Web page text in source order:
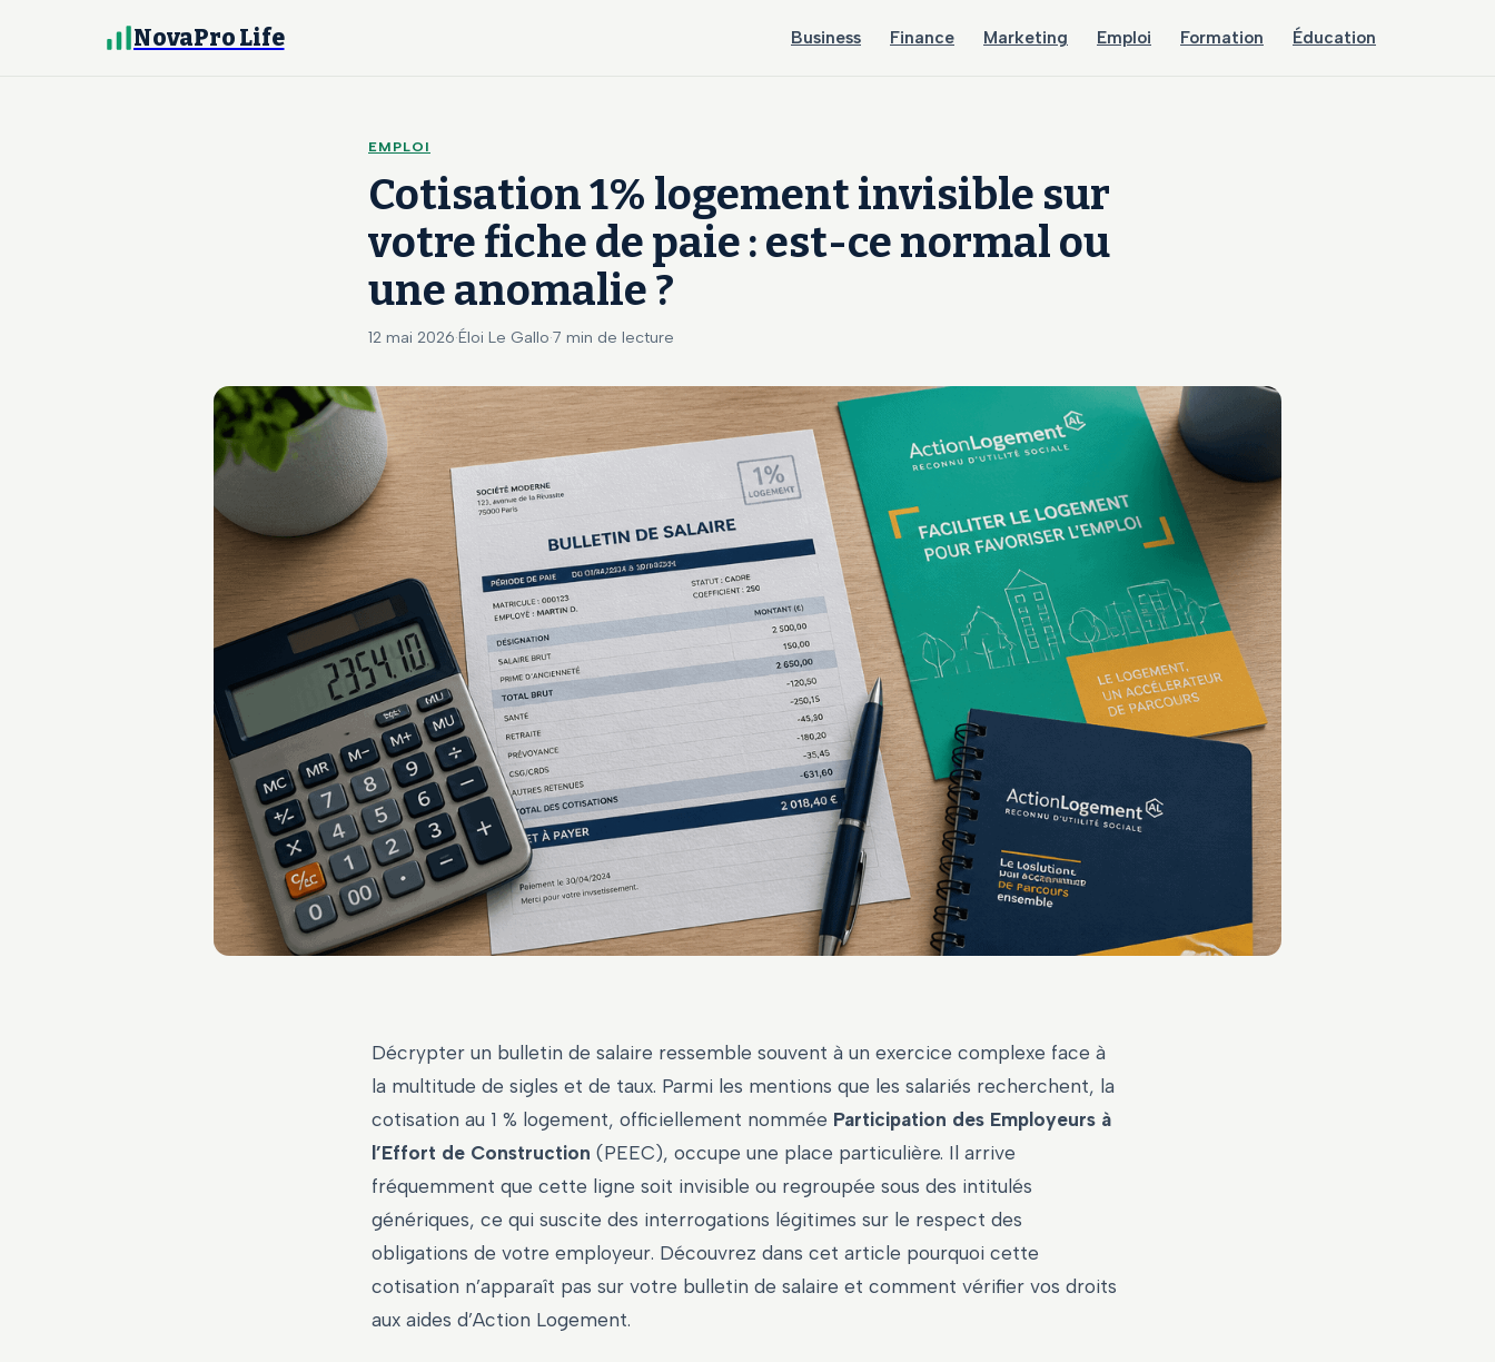
NovaPro Life Business Finance Marketing Emploi Formation Éducation
EMPLOI
Cotisation 1% logement invisible sur
votre fiche de paie : est-ce normal ou
une anomalie ?
12 mai 2026·Éloi Le Gallo·7 min de lecture
Décrypter un bulletin de salaire ressemble souvent à un exercice complexe face à
la multitude de sigles et de taux. Parmi les mentions que les salariés recherchent, la
cotisation au 1 % logement, officiellement nommée Participation des Employeurs à
l’Effort de Construction (PEEC), occupe une place particulière. Il arrive
fréquemment que cette ligne soit invisible ou regroupée sous des intitulés
génériques, ce qui suscite des interrogations légitimes sur le respect des
obligations de votre employeur. Découvrez dans cet article pourquoi cette
cotisation n’apparaît pas sur votre bulletin de salaire et comment vérifier vos droits
aux aides d’Action Logement.